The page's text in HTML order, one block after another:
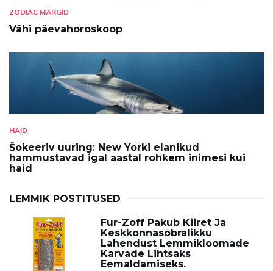
ZODIAC MÄRGID
Vähi päevahoroskoop
HAID
Šokeeriv uuring: New Yorki elanikud
hammustavad igal aastal rohkem inimesi kui
haid
LEMMIK POSTITUSED
Fur-Zoff Pakub Kiiret Ja
Keskkonnasõbralikku
Lahendust Lemmikloomade
Karvade Lihtsaks
Eemaldamiseks.